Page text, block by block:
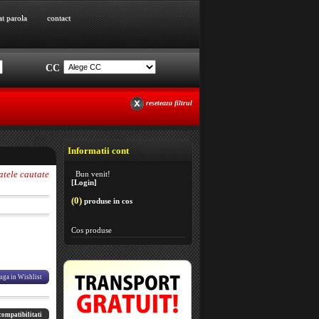
parola
parola contact
contact
CC
reseteaza filtrul
cautate
in Wishlist
Informatii cont
Bun venit!
[Login]
(0)produse in cos
Cos produse